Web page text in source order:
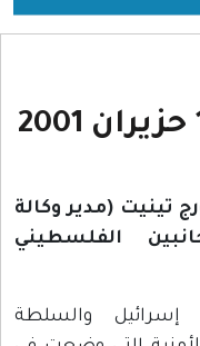
تينيت (مدير وكالة
الفلسطيني
إسرائيل والسلطة